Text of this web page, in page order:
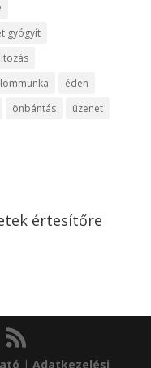
gyógyít
éden
önbántás üzenet
értesítőre
|Adatkezelési